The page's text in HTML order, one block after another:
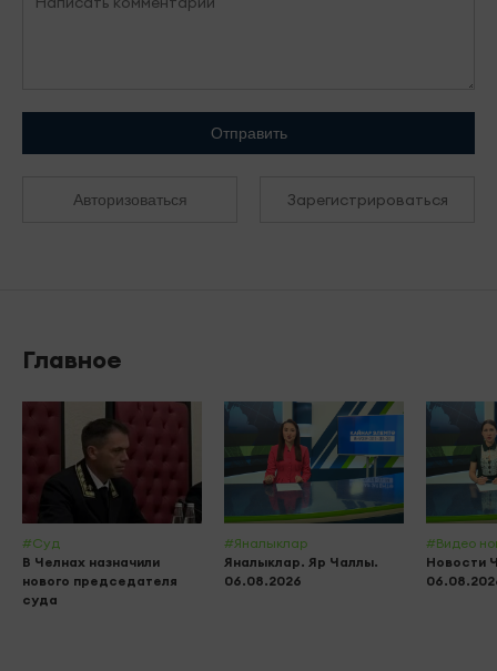
Отправить
Авторизоваться Зарегистрироваться
Главное
#Суд
В Челнах назначили
нового председателя
суда
#Яналыклар
Яналыклар. Яр Чаллы.
06.08.2026
#Видео
Новости